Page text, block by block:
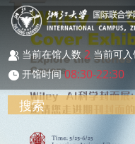
跳转到主要内容
当前在馆人数 2 当前可
开馆时间 08:30-22:30
搜索